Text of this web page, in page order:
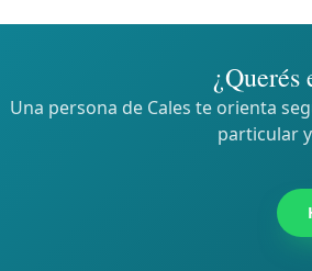
Una persona de Cales te orienta
particular